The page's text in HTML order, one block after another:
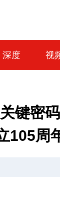
深度 视
键密
105周